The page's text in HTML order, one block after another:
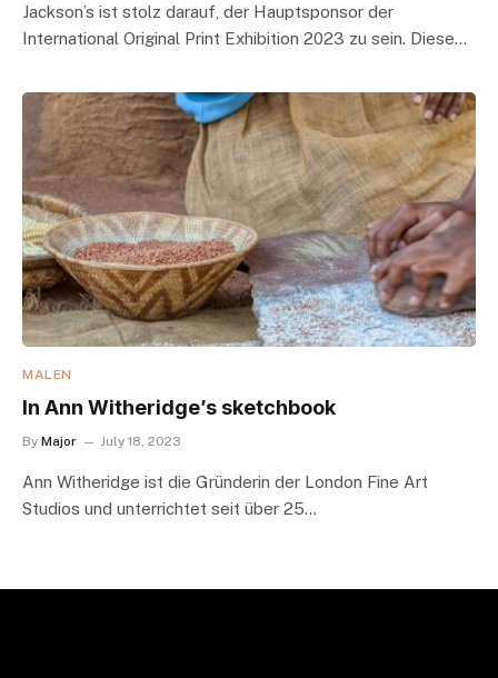
Jackson’s ist stolz darauf, der Hauptsponsor der
International Original Print Exhibition 2023 zu sein. Diese…
MALEN
In Ann Witheridge’s sketchbook
By Major July 18, 2023
Ann Witheridge ist die Gründerin der London Fine Art
Studios und unterrichtet seit über 25…